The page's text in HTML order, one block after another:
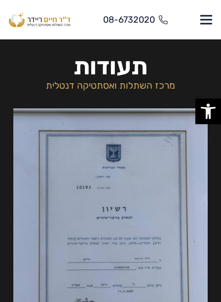
פתח סרגל נגישות
08-6732020
תעודות
מרכז השתלות ואסתטיקה דנטלית